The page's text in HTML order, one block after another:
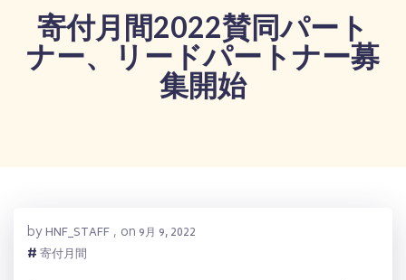
ス
キ
ッ
プ
寄付月間2022賛同パート
ナー、リードパートナー募
集開始
byHNF_STAFF , on 9月 9, 2022
#寄付月間